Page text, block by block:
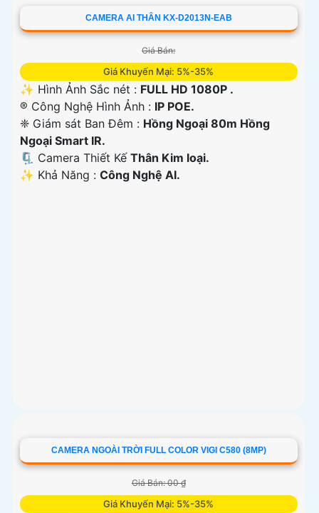
CAMERA AI THÂN KX-D2013N-EAB
Giá Bán:
Giá Khuyến Mại: 5%-35%
✨ Hình Ảnh Sắc nét : FULL HD 1080P .
®️ Công Nghệ Hình Ảnh : IP POE.
❈ Giám sát Ban Đêm : Hồng Ngoại 80m Hồng
Ngoại Smart IR.
🗜️ Camera Thiết Kế Thân Kim loại.
️✨ Khả Năng : Công Nghệ AI.
CAMERA NGOÀI TRỜI FULL COLOR VIGI C580 (8MP)
Giá Bán: 00 ₫
Giá Khuyến Mại: 5%-35%